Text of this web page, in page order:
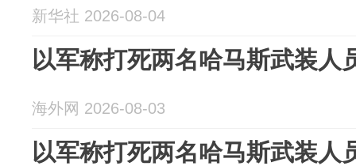
新华社 2026-08-04
以军称打死两名哈马斯武装人
海外网 2026-08-03
以军称打死两名哈马斯武装人